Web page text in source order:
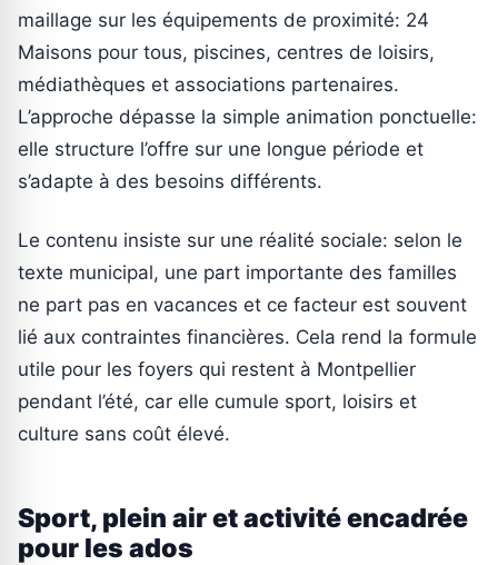
maillage sur les équipements de proximité: 24
Maisons pour tous, piscines, centres de loisirs,
médiathèques et associations partenaires.
L’approche dépasse la simple animation ponctuelle:
elle structure l’offre sur une longue période et
s’adapte à des besoins différents.
Le contenu insiste sur une réalité sociale: selon le
texte municipal, une part importante des familles
ne part pas en vacances et ce facteur est souvent
lié aux contraintes financières. Cela rend la formule
utile pour les foyers qui restent à Montpellier
pendant l’été, car elle cumule sport, loisirs et
culture sans coût élevé.
Sport, plein air et activité encadrée
pour les ados